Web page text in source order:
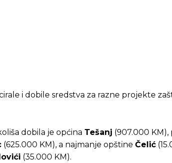
što ste odlučili da pustite Vašu
što ste odlučili da pustite Vašu
i dobile sredstva za razne projekte
dobila je općina Tešanj (907.000
(625.000 KM), a najmanje opštine Čelić
(35.000 KM).